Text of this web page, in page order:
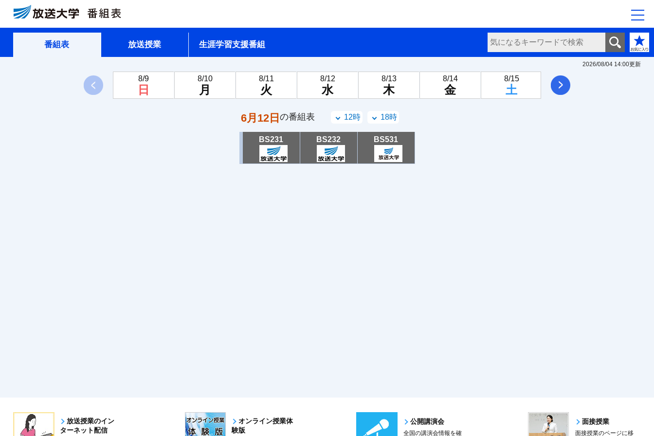
番組表 放送授業 生涯学習支援番組
2026/08/04 14:00更新
8/9
日
8/10
月
8/11
火
8/12
水
8/13
木
8/14
金
8/15
土
8/16
日次へ
6月12日の番組表 12時 18時
BS231 BS232 BS531
放送授業のイン
ターネット配信
オンライン授業体
験版
公開講演会
全国の講演会情報を確
面接授業
面接授業のページに移